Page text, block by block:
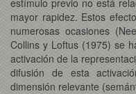
mayor rapidez. Estos
numerosas ocasiones
Collins y Loftus (1975) se
activación de la
difusión de esta
dimensión relevante